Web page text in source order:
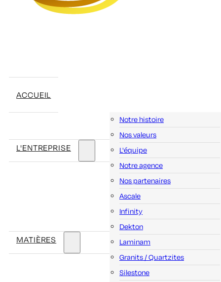
ACCUEIL
L'ENTREPRISE
Notre histoire
Nos valeurs
L'équipe
Notre agence
Nos partenaires
MATIÈRES
Ascale
Infinity
Dekton
Laminam
Granits / Quartzites
Silestone